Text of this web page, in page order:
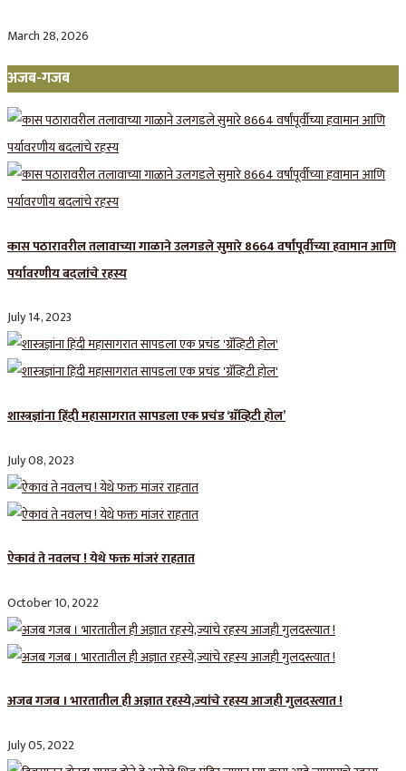
March 28, 2026
अजब-गजब
कास पठारावरील तलावाच्या गाळाने उलगडले सुमारे 8664 वर्षांपूर्वीच्या हवामान आणि
पर्यावरणीय बदलांचे रहस्य
July 14, 2023
शास्त्रज्ञांना हिंदी महासागरात सापडला एक प्रचंड ‘ग्रॅव्हिटी होल’
July 08, 2023
ऐकावं ते नवलच ! येथे फक्त मांजरं राहतात
October 10, 2022
अजब गजब । भारतातील ही अज्ञात रहस्ये,ज्यांचे रहस्य आजही गुलदस्त्यात !
July 05, 2022